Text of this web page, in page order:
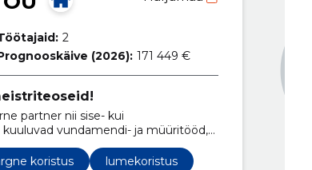
2
(2026): 171 449 €
partner nii sise- kui
vundamendi- ja müüritööd,
professionaalne tiim tagab
koristus
lumekoristus